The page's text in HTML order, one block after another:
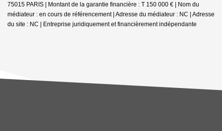
75015 PARIS | Montant de la garantie financière : T 150 000 € | Nom du
médiateur : en cours de référencement | Adresse du médiateur : NC | Adresse
du site : NC | Entreprise juridiquement et financièrement indépendante